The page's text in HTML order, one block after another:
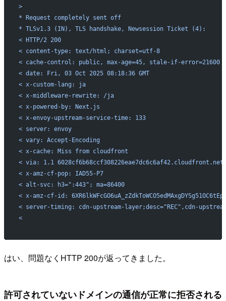
>
* Request completely sent off
* TLSv1.3 (IN), TLS handshake, Newsession Ticket (4):
< HTTP/2 200
< content-type: text/html; charset=utf-8
< cache-control: public, max-age=45, stale-if-error=21600
< date: Fri, 03 Oct 2025 08:18:36 GMT
< x-custom-lang: ja
< x-middleware-rewrite: /ja
< x-powered-by: Next.js
< x-envoy-upstream-service-time: 133
< server: envoy
< vary: Accept-Encoding
< x-cache: Miss from cloudfront
< via: 1.1
< x-amz-cf-pop: IAD55-P7
< alt-svc: h3=":443"; ma=86400
< x-amz-cf-id:
< server-timing: cdn-upstream-layer;desc="REC",cdn-upstream-
<
はい、問題なくHTTP 200が返ってきました。
許可されていないドメインの通信が正常に拒否される